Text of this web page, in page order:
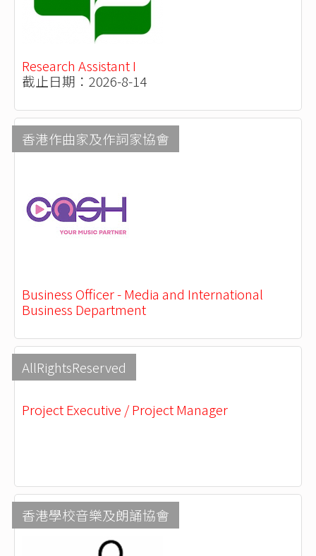
Research Assistant I
截止日期：2026-8-14
香港作曲家及作詞家協會
Business Officer - Media and International
Business Department
AllRightsReserved
Project Executive / Project Manager
香港學校音樂及朗誦協會